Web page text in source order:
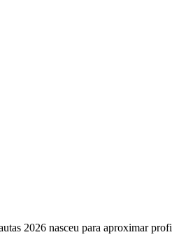
2026 nasceu para aproximar